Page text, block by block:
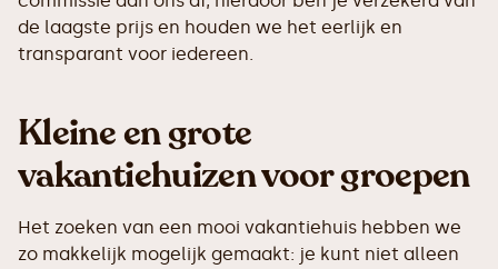
de laagste prijs en houden we het eerlijk en
transparant voor iedereen.
Kleine en grote
vakantiehuizen voor groepen
Het zoeken van een mooi vakantiehuis hebben we
zo makkelijk mogelijk gemaakt: je kunt niet alleen